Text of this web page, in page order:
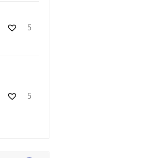
5
5